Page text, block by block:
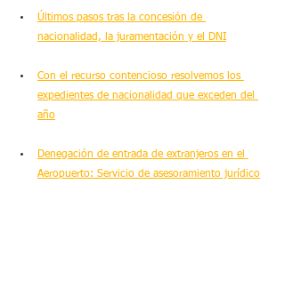
Últimos pasos tras la concesión de
nacionalidad, la juramentación y el DNI
Con el recurso contencioso resolvemos los
expedientes de nacionalidad que exceden del
año
Denegación de entrada de extranjeros en el
Aeropuerto: Servicio de asesoramiento jurídico